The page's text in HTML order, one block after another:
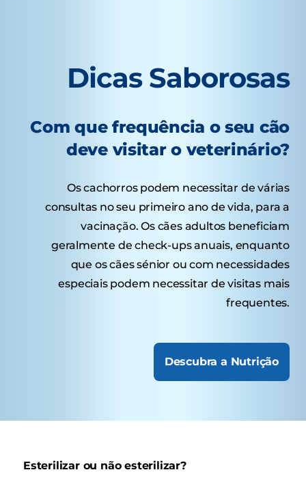
Dicas Saborosas
Com que frequência o seu cão
deve visitar o veterinário?
Os cachorros podem necessitar de várias
consultas no seu primeiro ano de vida, para a
vacinação. Os cães adultos beneficiam
geralmente de check-ups anuais, enquanto
que os cães sénior ou com necessidades
especiais podem necessitar de visitas mais
frequentes.
Descubra a Nutrição
Esterilizar ou não esterilizar?